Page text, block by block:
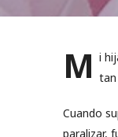
M i
tan
Cuando
paralizar,